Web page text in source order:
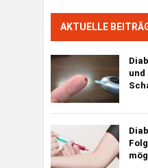
AKTUELLE
und